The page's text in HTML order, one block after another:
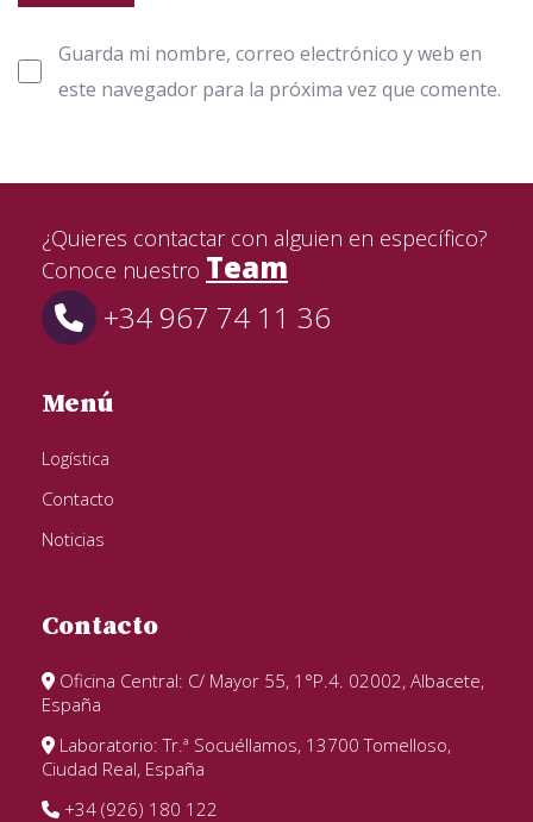
Guarda mi nombre, correo electrónico y web en
este navegador para la próxima vez que comente.
¿Quieres contactar con alguien en específico?
Conoce nuestro Team
+34 967 74 11 36
Menú
Logística
Contacto
Noticias
Contacto
Oficina Central: C/ Mayor 55, 1°P.4. 02002, Albacete,
España
Laboratorio: Tr.ª Socuéllamos, 13700 Tomelloso,
Ciudad Real, España
+34 (926) 180 122